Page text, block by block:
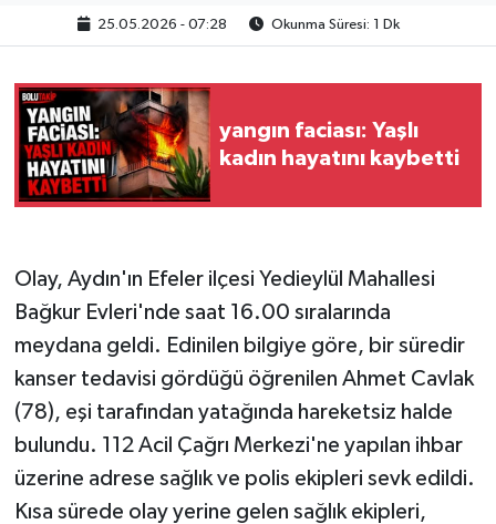
25.05.2026 - 07:28 Okunma Süresi: 1 Dk
yangın faciası: Yaşlı
kadın hayatını kaybetti
Olay, Aydın'ın Efeler ilçesi Yedieylül Mahallesi
Bağkur Evleri'nde saat 16.00 sıralarında
meydana geldi. Edinilen bilgiye göre, bir süredir
kanser tedavisi gördüğü öğrenilen Ahmet Cavlak
(78), eşi tarafından yatağında hareketsiz halde
bulundu. 112 Acil Çağrı Merkezi'ne yapılan ihbar
üzerine adrese sağlık ve polis ekipleri sevk edildi.
Kısa sürede olay yerine gelen sağlık ekipleri,